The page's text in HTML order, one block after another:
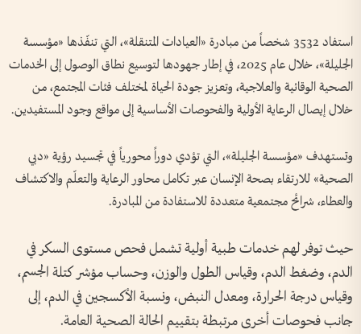
استفاد 3532 شخصاً من مبادرة «العيادات المتنقلة»، التي تنفّذها «مؤسسة
الجليلة»، خلال عام 2025، في إطار جهودها لتوسيع نطاق الوصول إلى الخدمات
الصحية الوقائية والعلاجية، وتعزيز جودة الحياة لمختلف فئات المجتمع، من
خلال إيصال الرعاية الأولية والفحوصات الأساسية إلى مواقع وجود المستفيدين.
وتستهدف «مؤسسة الجليلة»، التي تؤدي دوراً محورياً في تجسيد رؤية «دبي
الصحية» للارتقاء بصحة الإنسان عبر تكامل محاور الرعاية والتعلّم والاكتشاف
والعطاء، شرائح مجتمعية متعددة للاستفادة من المبادرة.
حيث توفر لهم خدمات طبية أولية تشمل فحص مستوى السكر في
الدم، وضغط الدم، وقياس الطول والوزن، وحساب مؤشر كتلة الجسم،
وقياس درجة الحرارة، ومعدل النبض، ونسبة الأكسجين في الدم، إلى
جانب فحوصات أخرى مرتبطة بتقييم الحالة الصحية العامة.